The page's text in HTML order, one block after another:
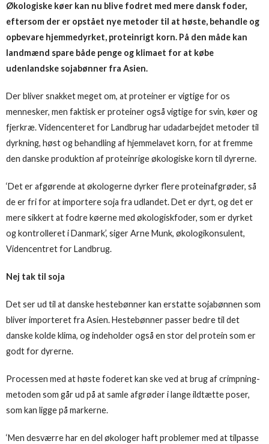
Økologiske køer kan nu blive fodret med mere dansk foder,
eftersom der er opstået nye metoder til at høste, behandle og
opbevare hjemmedyrket, proteinrigt korn. På den måde kan
landmænd spare både penge og klimaet for at købe
udenlandske sojabønner fra Asien.
Der bliver snakket meget om, at proteiner er vigtige for os
mennesker, men faktisk er proteiner også vigtige for svin, køer og
fjerkræ. Videncenteret for Landbrug har udadarbejdet metoder til
dyrkning, høst og behandling af hjemmelavet korn, for at fremme
den danske produktion af proteinrige økologiske korn til dyrerne.
‘Det er afgørende at økologerne dyrker flere proteinafgrøder, så
de er fri for at importere soja fra udlandet. Det er dyrt, og det er
mere sikkert at fodre køerne med økologiskfoder, som er dyrket
og kontrolleret i Danmark’, siger Arne Munk, økologikonsulent,
Videncentret for Landbrug.
Nej tak til soja
Det ser ud til at danske hestebønner kan erstatte sojabønnen som
bliver importeret fra Asien. Hestebønner passer bedre til det
danske kolde klima, og indeholder også en stor del protein som er
godt for dyrerne.
Processen med at høste foderet kan ske ved at brug af crimpning-
metoden som går ud på at samle afgrøder i lange ildtætte poser,
som kan ligge på markerne.
‘Men desværre har en del økologer haft problemer med at tilpasse